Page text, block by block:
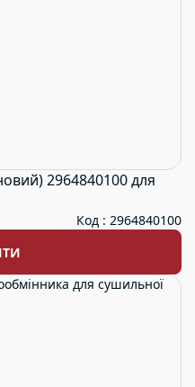
2964840100 для
Код : 2964840100